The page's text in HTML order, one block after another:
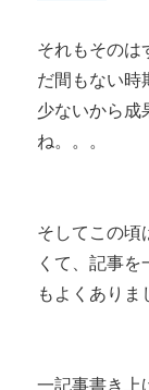
それもそのは
だ間もない時
少ないから成
ね。。。
そしてこの頃
くて、記事
もよくありま
一記事書き上